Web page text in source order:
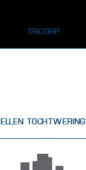
TRICORP
ELLEN TOCHTWERING